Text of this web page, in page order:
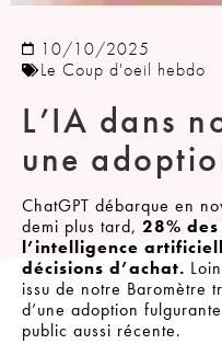
10/10/2025
Le Coup d'oeil hebdo
L’IA dans
une
ChatGPT débarque en
demi plus tard, 28%
l’intelligence
décisions d’achat.
issu de notre Baromètre
d’une adoption
public aussi récente.